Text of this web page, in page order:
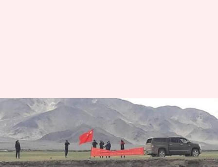
लद्दाख: देमचुक इलाके में घुसे थे चीनी
सैनिक, दलाई लामा के जन्मदिन
उत्सव का विरोध किया
लेखन भारत शर्मा Jul 12, 2021 09:26 pm